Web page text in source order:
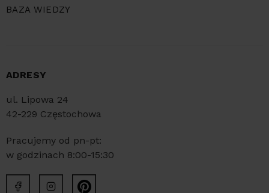
BAZA WIEDZY
ADRESY
ul. Lipowa 24
42-229 Częstochowa
Pracujemy od pn-pt:
w godzinach 8:00-15:30